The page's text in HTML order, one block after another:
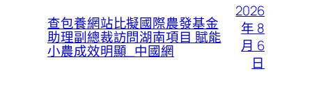
查包養網站比擬國際農發基金
助理副總裁訪問湖南項目 賦能
小農成效明顯_中國網
2026
年 8
月 6
日